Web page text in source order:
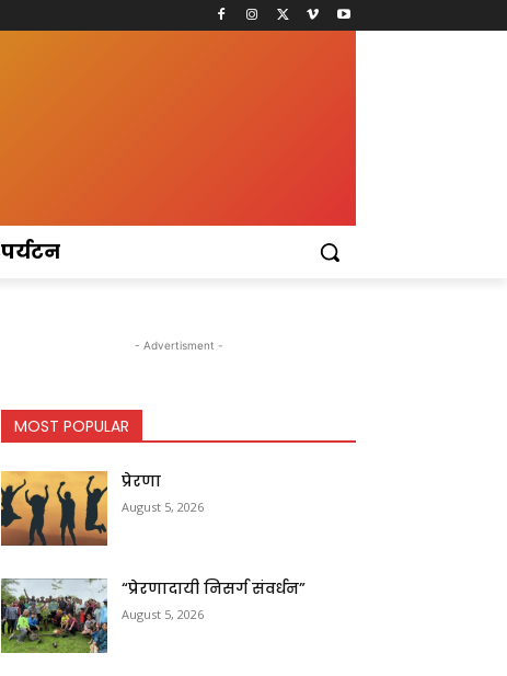
पर्यटन
- Advertisment -
MOST POPULAR
प्रेरणा
August 5, 2026
“प्रेरणादायी निसर्ग संवर्धन”
August 5, 2026